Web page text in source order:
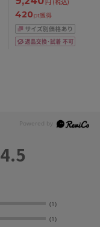
420pt獲得
4.5
(1)
(1)